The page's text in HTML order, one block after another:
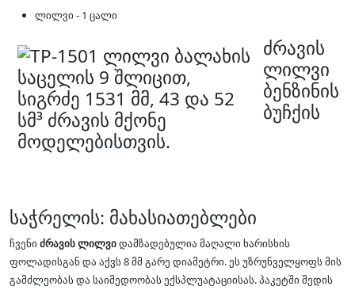
ლილვი - 1 ცალი
ძრავის
ლილვი
ბენზინის
ბუჩქის
საჭრელის: მახასიათებლები
ჩვენი ძრავის ლილვიდამზადებულია მაღალი ხარისხის
ფოლადისგან და აქვს 8 მმ გარე დიამეტრი. ეს უზრუნველყოფს მის
გამძლეობას და საიმედოობას ექსპლუატაციისას. პაკეტში შედის